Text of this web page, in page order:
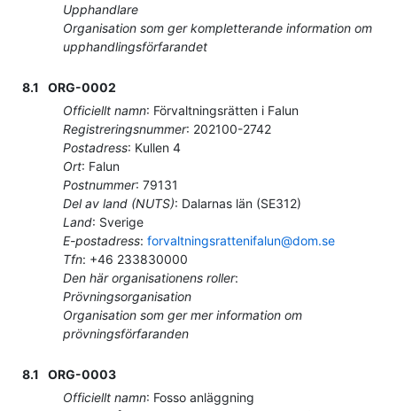
Upphandlare
Organisation som ger kompletterande information om
upphandlingsförfarandet
8.1
ORG-0002
Officiellt namn: Förvaltningsrätten i Falun
Registreringsnummer: 202100-2742
Postadress: Kullen 4
Ort: Falun
Postnummer: 79131
Del av land (NUTS): Dalarnas län (SE312)
Land: Sverige
E-postadress: forvaltningsrattenifalun@dom.se
Tfn: +46 233830000
Den här organisationens roller:
Prövningsorganisation
Organisation som ger mer information om
prövningsförfaranden
8.1
ORG-0003
Officiellt namn: Fosso anläggning